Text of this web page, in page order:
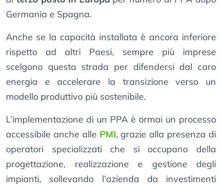
Germania e Spagna.
Anche se la capacità installata è ancora inferiore
rispetto ad altri Paesi, sempre più imprese
scelgono questa strada per difendersi dal caro
energia e accelerare la transizione verso un
modello produttivo più sostenibile.
L’implementazione di un PPA è ormai un processo
accessibile anche alle PMI, grazie alla presenza di
operatori specializzati che si occupano della
progettazione, realizzazione e gestione degli
impianti, sollevando l’azienda da investimenti